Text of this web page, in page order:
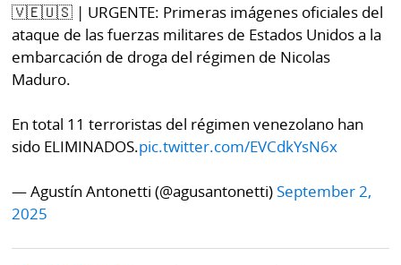
🇻🇪🇺🇸 | URGENTE: Primeras imágenes oficiales del
ataque de las fuerzas militares de Estados Unidos a la
embarcación de droga del régimen de Nicolas
Maduro.
En total 11 terroristas del régimen venezolano han
sido ELIMINADOS.pic.twitter.com/EVCdkYsN6x
— Agustín Antonetti (@agusantonetti) September 2,
2025